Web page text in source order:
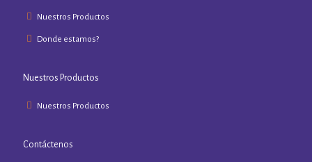
Nuestros Productos
Donde estamos?
Nuestros Productos
Nuestros Productos
Contáctenos